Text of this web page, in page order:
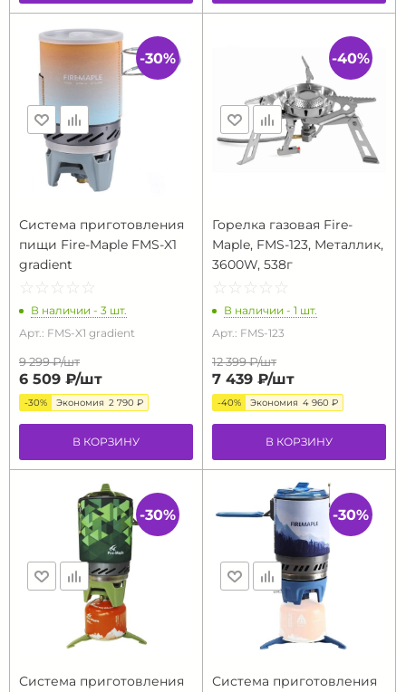
Система приготовления
пищи Fire-Maple FMS-X1
gradient
☆ ☆ ☆ ☆ ☆
★ ★ ★ ★ ★
В наличии - 3 шт.
Арт.: FMS-X1 gradient
9 299 ₽/шт
6 509 ₽/шт
-30% Экономия 2 790 ₽
В КОРЗИНУ
-30%
Горелка газовая Fire-
Maple, FMS-123, Металлик,
3600W, 538г
☆ ☆ ☆ ☆ ☆
★ ★ ★ ★ ★
В наличии - 1 шт.
Арт.: FMS-123
12 399 ₽/шт
7 439 ₽/шт
-40% Экономия 4 960 ₽
В КОРЗИНУ
-40%
Система приготовления
-30%
Система приготовления
-30%